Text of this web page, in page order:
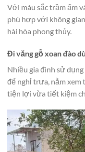
Với màu sắc trầm ấm
phù hợp với không
hài hòa phong thủy.
Đi văng gỗ xoan đào
Nhiều gia đình sử
để nghỉ trưa, nằm xem
tiện lợi vừa tiết kiệm